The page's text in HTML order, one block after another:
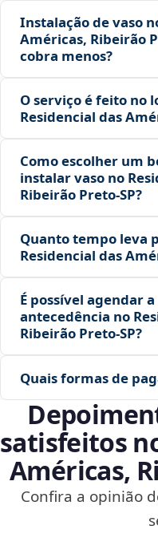
Instalação de vaso
Américas, Ribeirão
cobra menos?
O serviço é feito no
Residencial das
Como escolher um
instalar vaso no
Ribeirão Preto‑SP?
Quanto tempo leva
Residencial das
É possível agendar
antecedência no
Ribeirão Preto‑SP?
Quais formas de
satisfeitos
Américas,
Confira a opinião